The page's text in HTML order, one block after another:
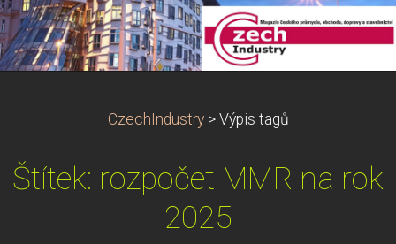
CzechIndustry > Výpis tagů
Štítek: rozpočet MMR na rok
2025